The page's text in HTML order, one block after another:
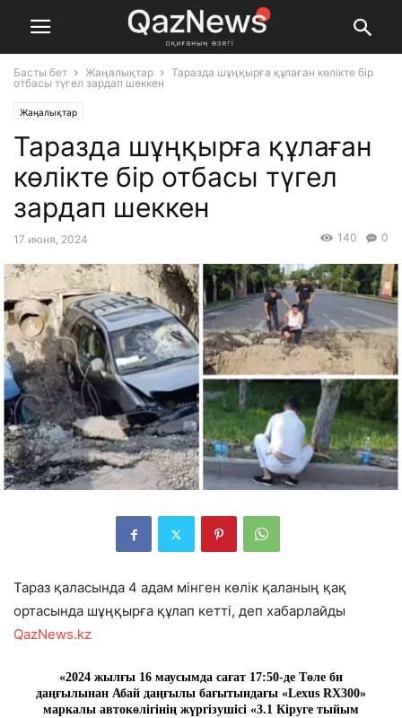
Басты бет Жаңалықтар
Таразда шұңқырға құлаған көлікте бір
отбасы түгел зардап шеккен
Жаңалықтар
Таразда шұңқырға құлаған
көлікте бір отбасы түгел
зардап шеккен
17 июня, 2024 0
140
Тараз қаласында 4 адам мінген көлік қаланың қақ
ортасында шұңқырға құлап кетті, деп хабарлайды
QazNews.kz
«2024 жылғы 16 маусымда сағат 17:50-де Төле би
даңғылынан Абай даңғылы бағытындағы «Lexus RX300»
маркалы автокөлігінің жүргізушісі «3.1 Кіруге тыйым